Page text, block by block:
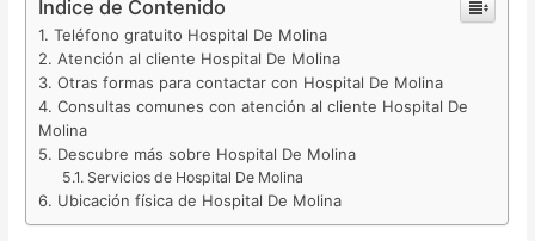
Índice de Contenido
Teléfono gratuito Hospital De Molina
Atención al cliente Hospital De Molina
Otras formas para contactar con Hospital De Molina
Consultas comunes con atención al cliente Hospital De
Molina
Descubre más sobre Hospital De Molina
Servicios de Hospital De Molina
Ubicación física de Hospital De Molina